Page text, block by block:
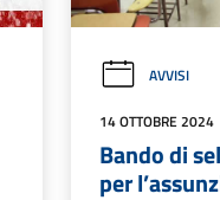
AVVISI
14 OTTOBRE 2024
Bando di
per